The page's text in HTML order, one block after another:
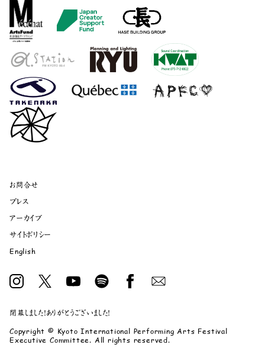
お問合せ
プレス
アーカイブ
サイトポリシー
English
閉幕しました！ありがとうございました！
Copyright © Kyoto International Performing Arts Festival
Executive Committee. All rights reserved.